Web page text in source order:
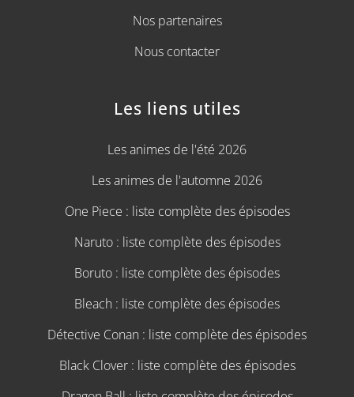
Nos partenaires
Nous contacter
Les liens utiles
Les animes de l'été 2026
Les animes de l'automne 2026
One Piece : liste complète des épisodes
Naruto : liste complète des épisodes
Boruto : liste complète des épisodes
Bleach : liste complète des épisodes
Détective Conan : liste complète des épisodes
Black Clover : liste complète des épisodes